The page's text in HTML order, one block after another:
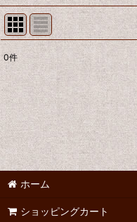
表示数:
在庫あり
並び順 :
0件
ホーム
ショッピングカート